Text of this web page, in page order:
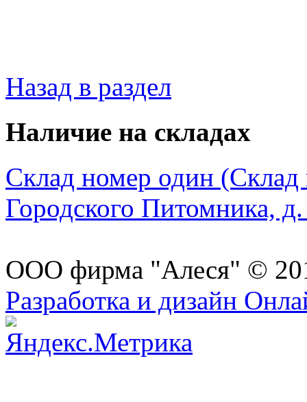
Назад в раздел
Наличие на складах
Склад номер один (Склад
Городского Питомника,
ООО фирма "Алеся" ©
Разработка и дизайн